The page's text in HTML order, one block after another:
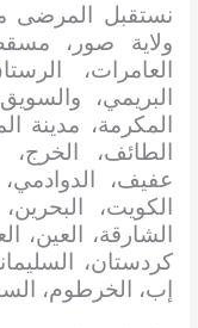
نستقبل المرضى
ولاية صور،
العامرات،
البريمي،
المكرمة، مدينة
الطائف، الخرج،
عفيف،
الكويت،
الشارقة، العين،
كردستان،
إب، الخرطوم،